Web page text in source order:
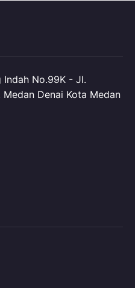
Indah No.99K - Jl.
Medan Denai Kota Medan